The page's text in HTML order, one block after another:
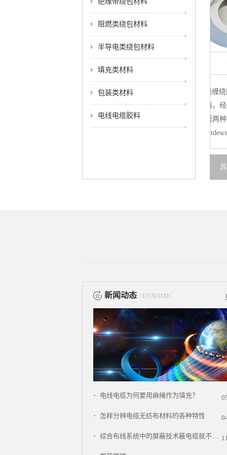
阻燃类绕包材料
半导电类绕包材料
填充类材料
包装类材料
电线电缆胶料
pe电线缠绕膜pewrapfilm[产品说明]:是以聚乙烯（pe）
为原料，经过吹塑料法加工而成，分手工包装膜与机器
新闻动态 / DYNAMIC
电线电缆为何要用麻绳作为填充？
怎样分辨电缆无纺布材料的各种特性
综合布线系统中的屏蔽技术蔽电缆就不会存在这样的…